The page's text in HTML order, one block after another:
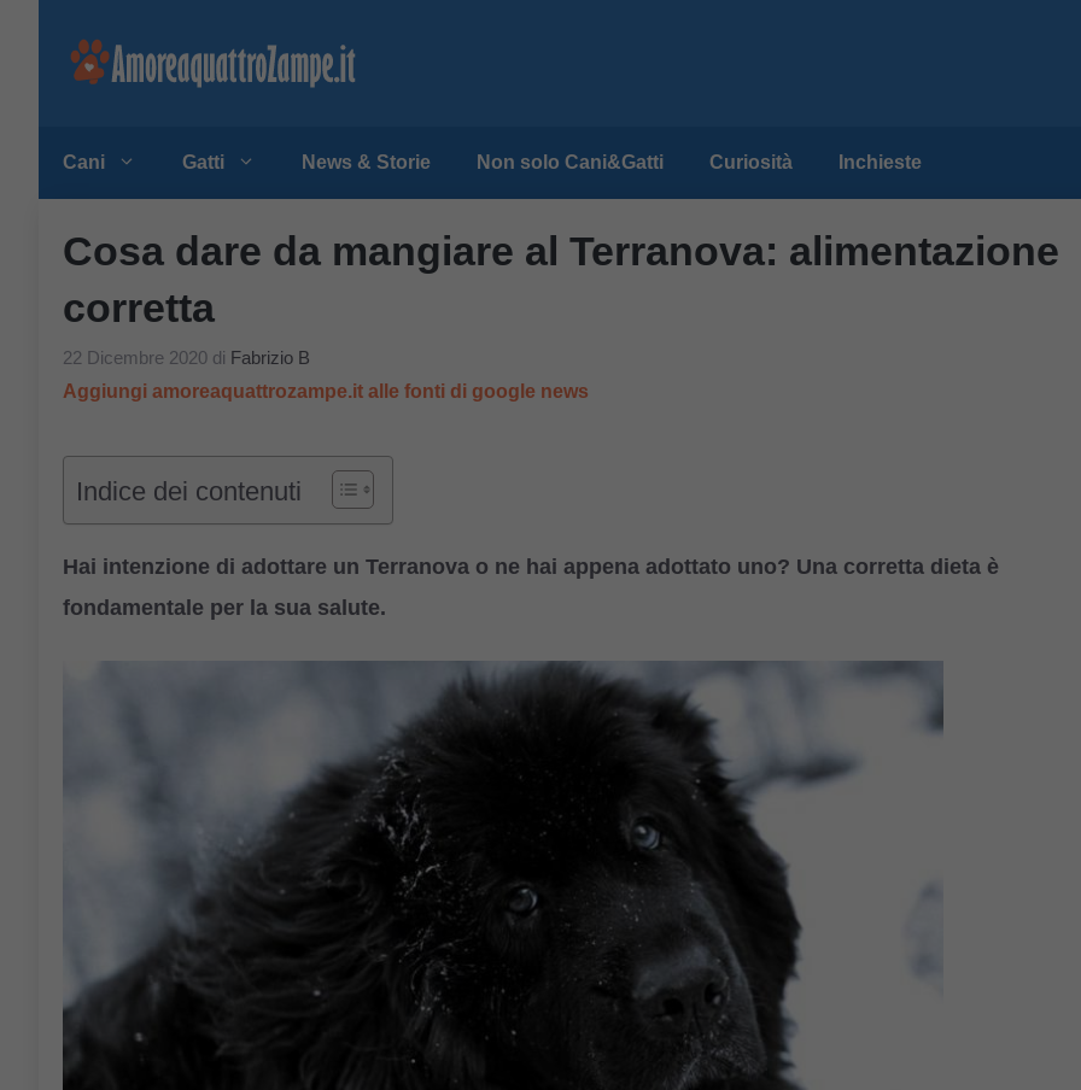
Cani Gatti News & Storie Non solo Cani&Gatti Curiosità Inchieste
Cosa dare da mangiare al Terranova: alimentazione
corretta
22 Dicembre 2020 di Fabrizio B
Aggiungi amoreaquattrozampe.it alle fonti di google news
Indice dei contenuti
Hai intenzione di adottare un Terranova o ne hai appena adottato uno? Una corretta dieta è
fondamentale per la sua salute.